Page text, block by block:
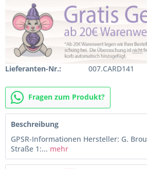
Lieferanten-Nr.: 007.CARD141
Fragen zum Produkt?
Beschreibung
GPSR-Informationen Hersteller: G.
Straße 1:... mehr